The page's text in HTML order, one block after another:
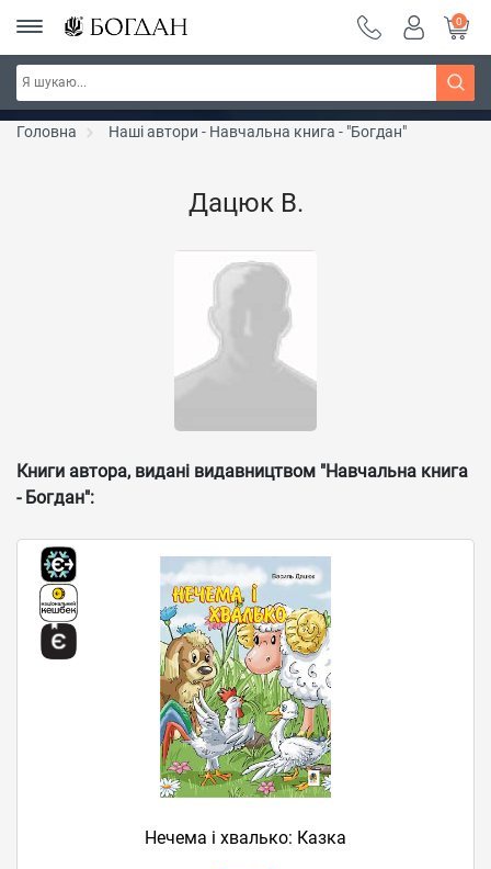
Серія "Чейзіана" ~ знижка 20%
0
Головна Наші автори - Навчальна книга - "Богдан"
Дацюк В.
Книги автора, видані видавництвом "Навчальна книга
- Богдан":
Нечема і хвалько: Казка